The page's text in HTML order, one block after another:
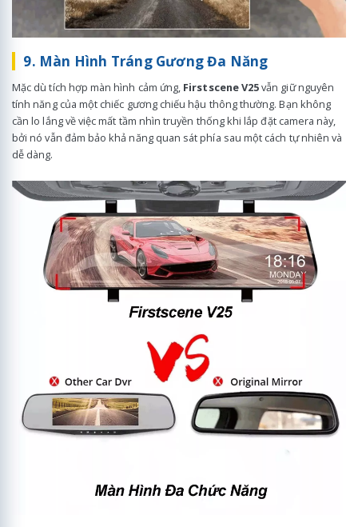
9. Màn Hình Tráng Gương Đa Năng
Mặc dù tích hợp màn hình cảm ứng, Firstscene V25vẫn giữ nguyên
tính năng của một chiếc gương chiếu hậu thông thường. Bạn không
cần lo lắng về việc mất tầm nhìn truyền thống khi lắp đặt camera này,
bởi nó vẫn đảm bảo khả năng quan sát phía sau một cách tự nhiên và
dễ dàng.